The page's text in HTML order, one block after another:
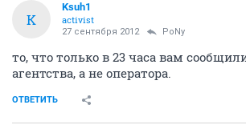
K
Ksuh1
activist
27 сентября 2012 PoNy
то, что только в 23 часа вам
агентства, а не оператора.
ОТВЕТИТЬ